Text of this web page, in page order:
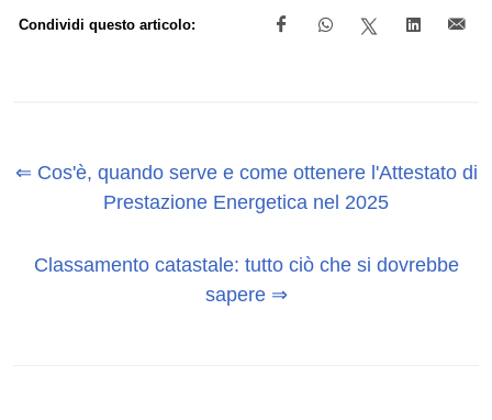
Condividi questo articolo:
⇐ Cos'è, quando serve e come ottenere l'Attestato di
Prestazione Energetica nel 2025
Classamento catastale: tutto ciò che si dovrebbe
sapere ⇒